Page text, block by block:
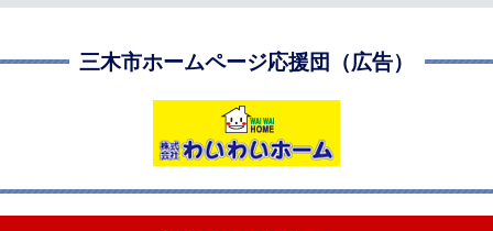
三木市ホームページ応援団（広告）